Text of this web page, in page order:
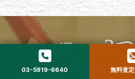
3
査定にかかる費用はもちろん
料！ 査定額にご納得できな
03-5919-6640 無料査